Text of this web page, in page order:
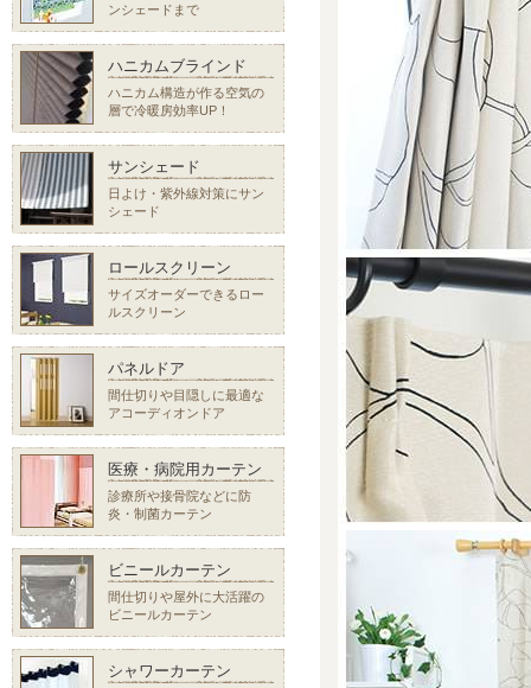
ンシェードまで
ハニカムブラインド
ハニカム構造が作る空気の
層で冷暖房効率UP！
サンシェード
日よけ・紫外線対策にサン
シェード
ロールスクリーン
サイズオーダーできるロー
ルスクリーン
パネルドア
間仕切りや目隠しに最適な
アコーディオンドア
医療・病院用カーテン
診療所や接骨院などに防
炎・制菌カーテン
ビニールカーテン
間仕切りや屋外に大活躍の
ビニールカーテン
シャワーカーテン